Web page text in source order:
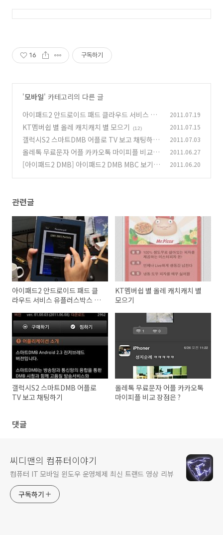
16 구독하기
'모바일' 카테고리의 다른 글
아이패드2 안드로이드 패드 클라우드 서비스 유
플러스박스 오픈 (0)
2011.07.19
KT멤버쉽 별 올레 캐치캐치 별 모으기 (12) 2011.07.15
갤럭시S2 스마트DMB 어플로 TV 보고 채팅하기
(4)
2011.07.03
올레톡 무료문자 어플 카카오톡 마이피플 비교 장
점은 ? (13)
2011.06.27
[아이패드2 DMB] 아이패드2 DMB MBC 보기 2011.06.20
관련글
아이패드2 안드로이드 패드 클
라우드 서비스 유플러스박스 오
KT멤버쉽 별 올레 캐치캐치 별
모으기
갤럭시S2 스마트DMB 어플로
TV 보고 채팅하기
올레톡 무료문자 어플 카카오톡
마이피플 비교 장점은 ?
댓글
씨디맨의 컴퓨터이야기
컴퓨터 IT 모바일 윈도우 운영체제 최신 트랜드 영상 리뷰
구독하기